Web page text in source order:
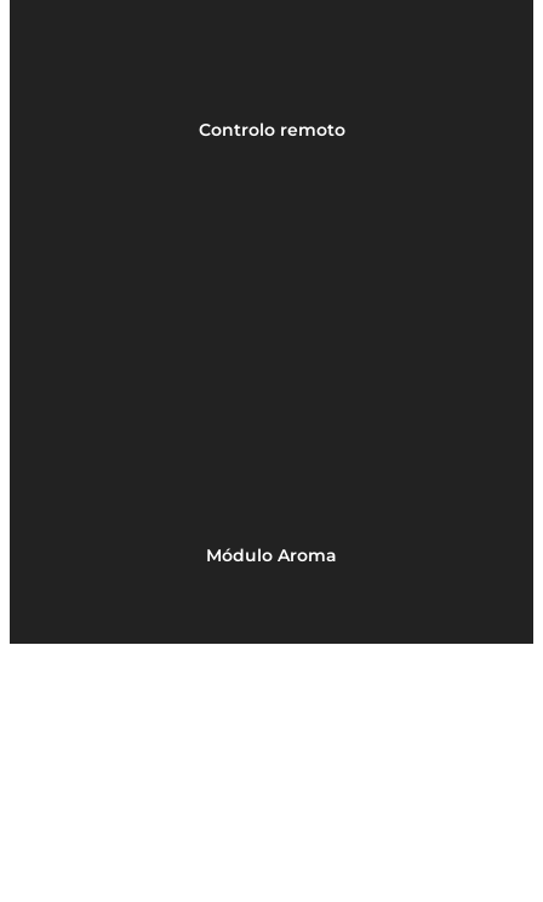
Controlo remoto
Módulo Aroma